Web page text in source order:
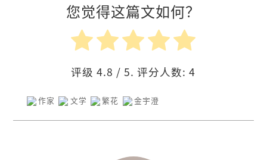
您觉得这篇文如何？
评级4.8 / 5. 评分人数:4
作家 文学 繁花 金宇澄